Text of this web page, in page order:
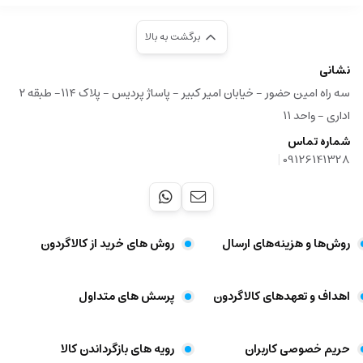
برگشت به بالا
نشانی
سه راه امین حضور - خیابان امیر کبیر - پاساژ پردیس - پلاک ۱۱۴- طبقه ۲
اداری - واحد ۱۱
شماره تماس
09126141328
|
روش‌ها و هزینه‌های ارسال روش های خرید از کالاگردون
اهداف و تعهد‌های کالاگردون پرسش های متداول
حریم خصوصی کاربران رویه های بازگرداندن کالا